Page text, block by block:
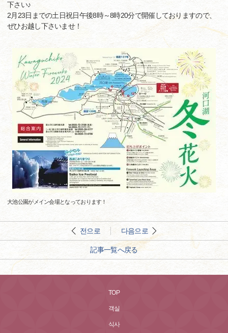
下さい♪
2月23日までの土日祝日午後8時～8時20分で開催しておりますので、
ぜひお越し下さいませ！
大池公園がメイン会場となっております！
전으로 다음으로
記事一覧へ戻る
TOP
객실
식사